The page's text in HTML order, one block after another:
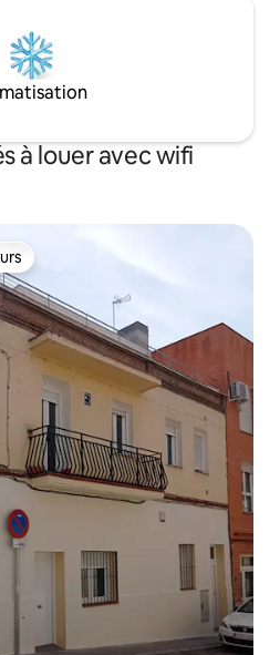
à louer avec wifi
les plus aimés